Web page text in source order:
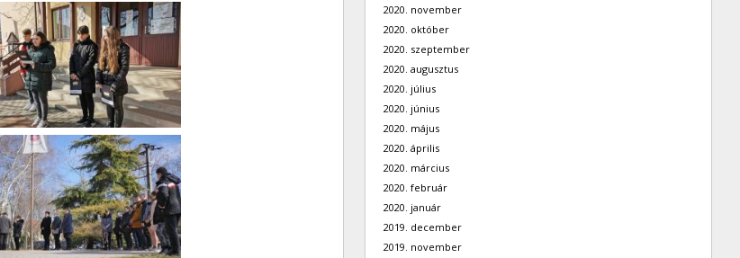
2020. november
2020. október
2020. szeptember
2020. augusztus
2020. július
2020. június
2020. május
2020. április
2020. március
2020. február
2020. január
2019. december
2019. november